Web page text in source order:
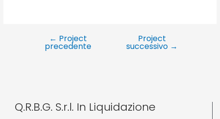
← Project
precedente
Project
successivo →
Q.R.B.G. S.r.l. In Liquidazione